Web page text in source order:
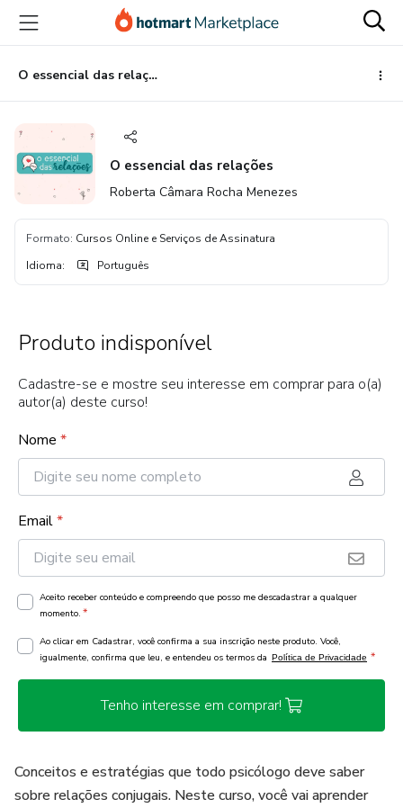
para
conteúdo
principal
para
pagamento
para
rodapé
O essencial das relações
O essencial das relações
Roberta Câmara Rocha Menezes
Formato: Cursos Online e Serviços de Assinatura
Idioma: Português
Produto indisponível
Cadastre-se e mostre seu interesse em comprar para o(a)
autor(a) deste curso!
Nome *
Email*
Aceito receber conteúdo e compreendo que posso me descadastrar a qualquer
momento. *
Ao clicar em Cadastrar, você confirma a sua inscrição neste produto. Você,
igualmente, confirma que leu, e entendeu os termos da Política de Privacidade *
Tenho interesse em comprar!
Conceitos e estratégias que todo psicólogo deve saber
sobre relações conjugais. Neste curso, você vai aprender